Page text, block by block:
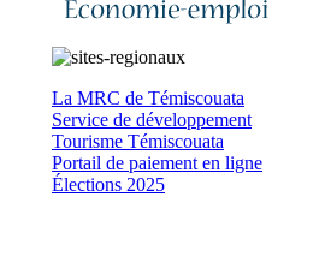
La MRC de Témiscouata
Service de développement
Tourisme Témiscouata
Portail de paiement en ligne
Élections 2025